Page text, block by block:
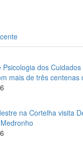
Psicologia dos
mais de três centenas
na Cortelha visita